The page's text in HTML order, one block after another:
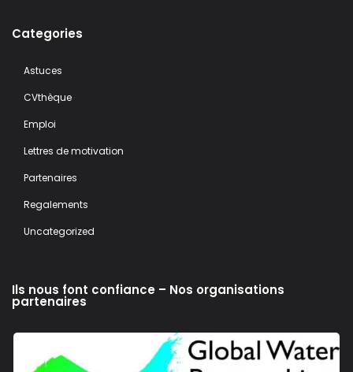
Categories
Astuces
CVthèque
Emploi
Lettres de motivation
Partenaires
Regalements
Uncategorized
Ils nous font confiance – Nos organisations
partenaires